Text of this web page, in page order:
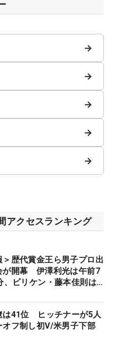
→
→
→
→
→
アクセスランキング
＞歴代賞金王ら男子プロ出
が開幕 伊澤利光は午前7
、ビリケン・藤本佳則は
JOYX OPEN】
は41位 ヒッチナーが5人
オフ制し初V/米男子下部